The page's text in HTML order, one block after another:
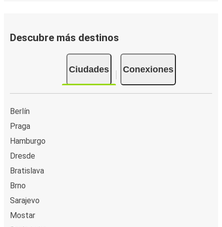
Descubre más destinos
Ciudades Conexiones
Berlín
Praga
Hamburgo
Dresde
Bratislava
Brno
Sarajevo
Mostar